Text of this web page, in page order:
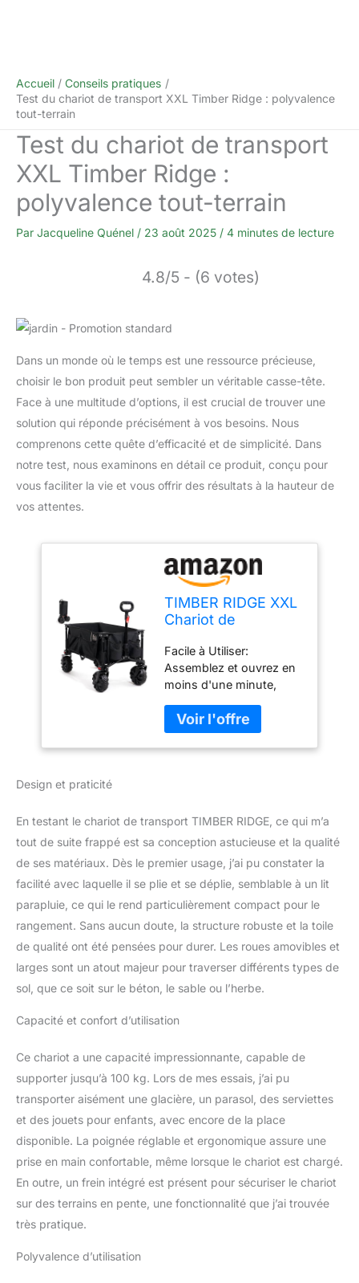
Accueil
Conseils pratiques
Test du chariot de transport XXL Timber Ridge : polyvalence
tout-terrain
Test du chariot de transport
XXL Timber Ridge :
polyvalence tout-terrain
Par Jacqueline Quénel / 23 août 2025 / 4 minutes de lecture
4.8/5 - (6 votes)
Dans un monde où le temps est une ressource précieuse,
choisir le bon produit peut sembler un véritable casse-tête.
Face à une multitude d’options, il est crucial de trouver une
solution qui réponde précisément à vos besoins. Nous
comprenons cette quête d’efficacité et de simplicité. Dans
notre test, nous examinons en détail ce produit, conçu pour
vous faciliter la vie et vous offrir des résultats à la hauteur de
vos attentes.
TIMBER RIDGE XXL
Chariot de
Chariot Plage à
roulettes Tout
Terrain avec Roues
Amovibles Poignée
Réglable Poche
Latérale pour Jardin
Plage Camping
Facile à Utiliser:
Assemblez et ouvrez en
moins d'une minute,
notre vidéo. Parfait pour
démarrer rapidement vos
activités. Grâce à sa
marché, facile à stocker
et à transporter. Haute
Qualité: Le chariot de
plage TIMBER RIDGE est
équipé d'un système de
direction robuste, d'une
poignée ajustable, de
de PVC de qualité
supérieure, assurant une
longue durée de vie. Les
mieux adaptées aux
sable. Chariot Pliable:
Offre un espace de
chargement spacieux
pour transporter une
grande quantité d'objets.
Comprend des porte-
gobelets et des poches
organiser vos petits
articles. Capacité de
Design et praticité
En testant le chariot de transport TIMBER RIDGE, ce qui m’a
tout de suite frappé est sa conception astucieuse et la qualité
de ses matériaux. Dès le premier usage, j’ai pu constater la
facilité avec laquelle il se plie et se déplie, semblable à un lit
parapluie, ce qui le rend particulièrement compact pour le
rangement. Sans aucun doute, la structure robuste et la toile
de qualité ont été pensées pour durer. Les roues amovibles et
larges sont un atout majeur pour traverser différents types de
sol, que ce soit sur le béton, le sable ou l’herbe.
Capacité et confort d’utilisation
Ce chariot a une capacité impressionnante, capable de
supporter jusqu’à 100 kg. Lors de mes essais, j’ai pu
transporter aisément une glacière, un parasol, des serviettes
et des jouets pour enfants, avec encore de la place
disponible. La poignée réglable et ergonomique assure une
prise en main confortable, même lorsque le chariot est chargé.
En outre, un frein intégré est présent pour sécuriser le chariot
sur des terrains en pente, une fonctionnalité que j’ai trouvée
très pratique.
Polyvalence d’utilisation